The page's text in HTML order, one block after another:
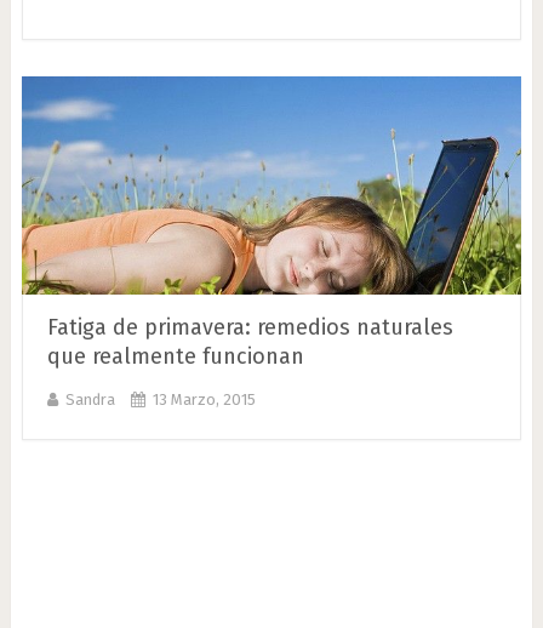
Fatiga de primavera: remedios naturales
que realmente funcionan
Sandra 13 Marzo, 2015